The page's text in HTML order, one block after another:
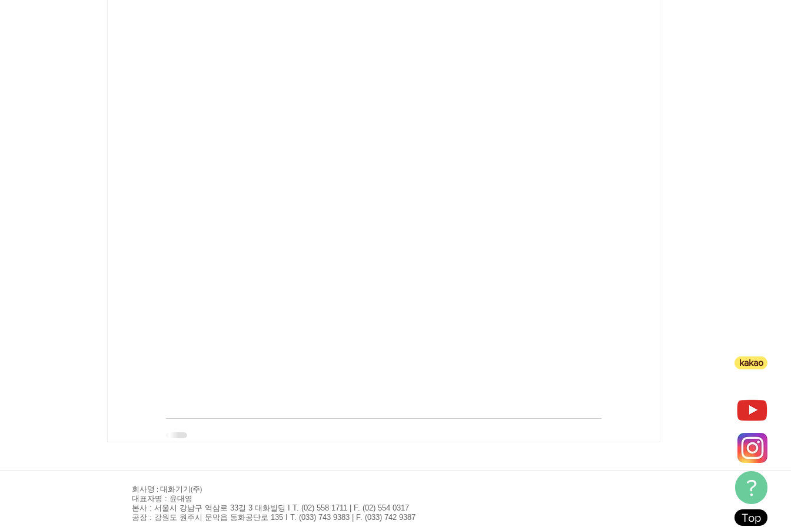
Top
kakao
?
​회사명 : 대화기기(주)
대표자명 : 윤대영
본사 : 서울시 강남구 역삼로 33길 3 대화빌딩 I T. (02) 558 1711 | F. (02) 554 0317
공장 : 강원도 원주시 문막읍 동화공단로 135 I T. (033) 743 9383 | F. (033) 742 9387